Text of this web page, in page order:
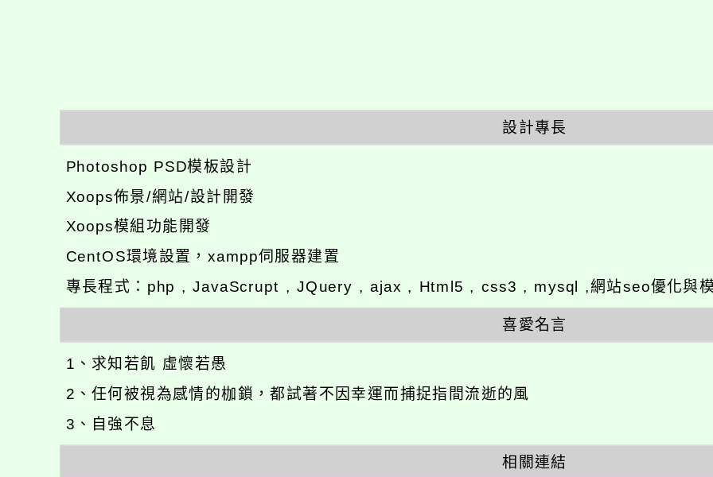
設計專長
Photoshop PSD模板設計
Xoops佈景/網站/設計開發
Xoops模組功能開發
CentOS環境設置，xampp伺服器建置
專長程式：php , JavaScrupt , JQuery , ajax , Html5 , css3 , mysql ,網站seo優化與
喜愛名言
1、求知若飢 虛懷若愚
2、任何被視為感情的枷鎖，都試著不因幸運而捕捉指間流逝的風
3、自強不息
相關連結